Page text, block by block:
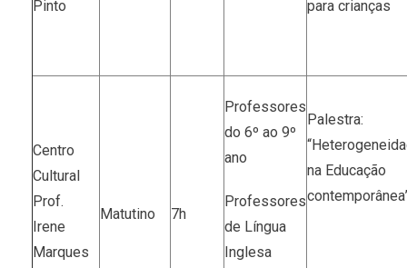
Pinto
para crianças
Centro
Cultural
Prof.
Irene
Marques
Matutino 7h
Professores
do 6º ao 9º
ano
Professores
de Língua
Inglesa
Palestra:
na Educação